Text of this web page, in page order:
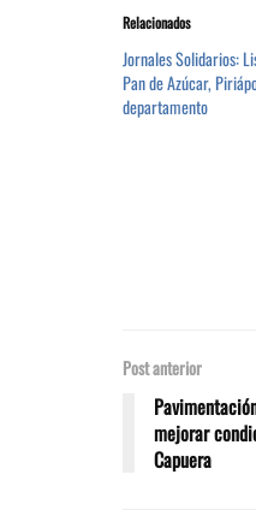
Relacionados
Jornales Solidarios:
Pan de Azúcar,
departamento
Post anterior
mejorar
Capuera